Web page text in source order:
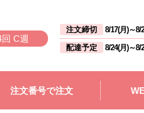
C週
注文締切 8/17(月)～8/
配達予定
8/24(月)～8/
注文番号で注文